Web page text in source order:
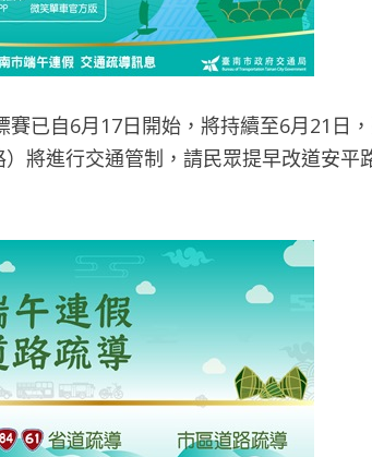
賽已自6月17日開始，將持續至6月21日
將進行交通管制，請民眾提早改道安